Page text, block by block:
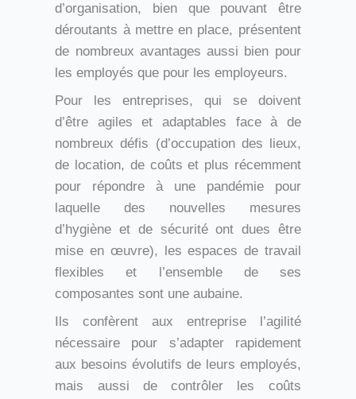
d’organisation, bien que pouvant être
déroutants à mettre en place, présentent
de nombreux avantages aussi bien pour
les employés que pour les employeurs.
Pour les entreprises, qui se doivent
d’être agiles et adaptables face à de
nombreux défis (d’occupation des lieux,
de location, de coûts et plus récemment
pour répondre à une pandémie pour
laquelle des nouvelles mesures
d’hygiène et de sécurité ont dues être
mise en œuvre), les espaces de travail
flexibles et l’ensemble de ses
composantes sont une aubaine.
Ils confèrent aux entreprise l’agilité
nécessaire pour s’adapter rapidement
aux besoins évolutifs de leurs employés,
mais aussi de contrôler les coûts